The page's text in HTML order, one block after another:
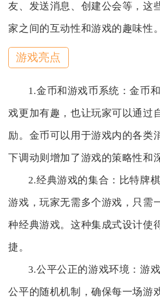
友、发送消息、创建公会等，这
家之间的互动性和游戏的趣味性。
游戏亮点
1.金币和游戏币系统：金币
戏更加有趣，也让玩家可以通过
励。金币可以用于游戏内的各类
下调动则增加了游戏的策略性和
2.经典游戏的集合：比特牌
游戏，玩家无需多个游戏，只需
种经典游戏。这种集成式设计使
捷。
3.公平公正的游戏环境：游
公平的随机机制，确保每一场游